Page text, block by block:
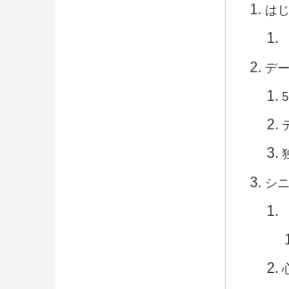
は
デ
シ